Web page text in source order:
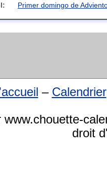
Primer domingo de
– Calendrier
www.chouette-
droit